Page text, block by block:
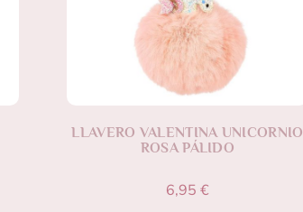
LLAVERO VALENTINA UNICORNIO
ROSA PÁLIDO
6,95 €